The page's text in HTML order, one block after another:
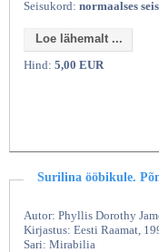
Seisukord: normaalses
Loe lähemalt ...
Hind: 5,00 EUR
Surilina ööbikule.
Autor: Phyllis Dorothy
Kirjastus: Eesti Raamat,
Sari: Mirabilia